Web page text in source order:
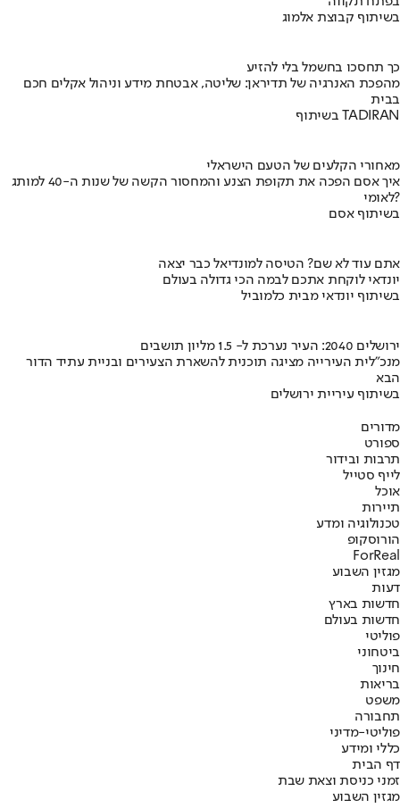
בשיתוף קבוצת אלמוג
כך תחסכו בחשמל בלי להזיע
מהפכת האנרגיה של תדיראן: שליטה, אבטחת מידע וניהול אקלים חכם
בבית
בשיתוף TADIRAN
מאחורי הקלעים של הטעם הישראלי
איך אסם הפכה את תקופת הצנע והמחסור הקשה של שנות ה-40 למותג
לאומי?
בשיתוף אסם
אתם עוד לא שם? הטיסה למונדיאל כבר יצאה
יונדאי לוקחת אתכם לבמה הכי גדולה בעולם
בשיתוף יונדאי מבית כלמוביל
ירושלים 2040: העיר נערכת ל- 1.5 מליון תושבים
מנכ"לית העירייה מציגה תוכנית להשארת הצעירים ובניית עתיד הדור
הבא
בשיתוף עיריית ירושלים
מדורים
ספורט
תרבות ובידור
לייף סטייל
אוכל
תיירות
טכנולוגיה ומדע
הורוסקופ
ForReal
מגזין השבוע
דעות
חדשות בארץ
חדשות בעולם
פוליטי
ביטחוני
חינוך
בריאות
משפט
תחבורה
פוליטי-מדיני
כללי ומידע
דף הבית
זמני כניסת וצאת שבת
מגזין השבוע